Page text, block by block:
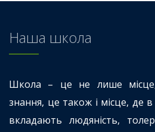
Наша школа
Школа – це не лише
знання, це також і місце, де
вкладають людяність,